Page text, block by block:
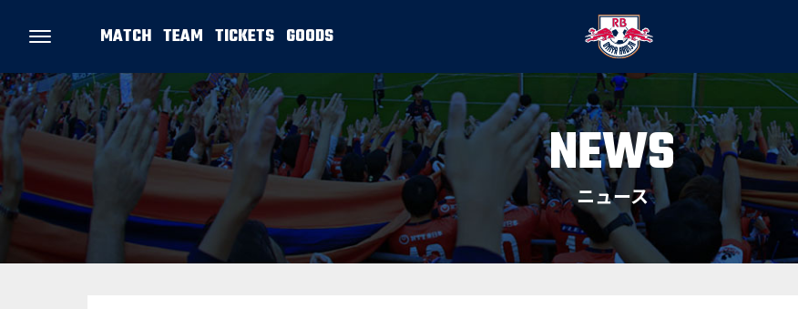
MATCH TEAM TICKETS GOODS
NEWS
ニュース